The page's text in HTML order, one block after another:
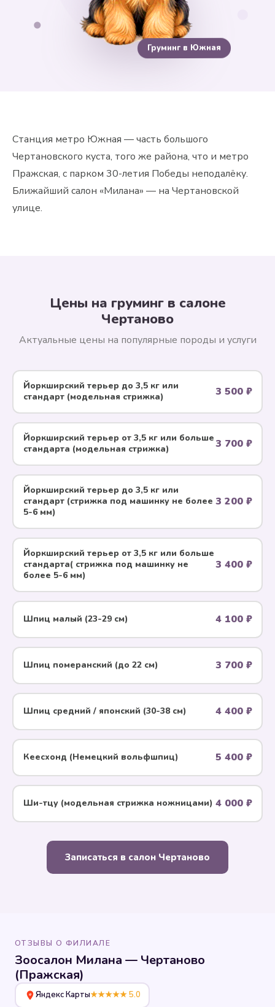
Груминг в Южная
Станция метро Южная — часть большого
Чертановского куста, того же района, что и метро
Пражская, с парком 30-летия Победы неподалёку.
Ближайший салон «Милана» — на Чертановской
улице.
Цены на груминг в салоне
Чертаново
Актуальные цены на популярные породы и услуги
Йоркширский терьер до 3,5 кг или
стандарт (модельная стрижка)
3 500 ₽
Йоркширский терьер от 3,5 кг или больше
стандарта (модельная стрижка)
3 700 ₽
Йоркширский терьер до 3,5 кг или
стандарт (стрижка под машинку не более
5-6 мм)
3 200 ₽
Йоркширский терьер от 3,5 кг или больше
стандарта( стрижка под машинку не
более 5-6 мм)
3 400 ₽
Шпиц малый (23-29 см) 4 100 ₽
Шпиц померанский (до 22 см) 3 700 ₽
Шпиц средний / японский (30-38 см) 4 400 ₽
Кеесхонд (Немецкий вольфшпиц) 5 400 ₽
Ши-тцу (модельная стрижка ножницами) 4 000 ₽
Записаться в салон Чертаново
ОТЗЫВЫ О ФИЛИАЛЕ
Зоосалон Милана — Чертаново
(Пражская)
Яндекс Карты★★★★★ 5.0